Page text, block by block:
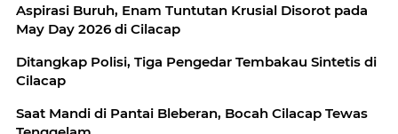
Aspirasi Buruh, Enam Tuntutan Krusial Disorot pada
May Day 2026 di Cilacap
Ditangkap Polisi, Tiga Pengedar Tembakau Sintetis di
Cilacap
Saat Mandi di Pantai Bleberan, Bocah Cilacap Tewas